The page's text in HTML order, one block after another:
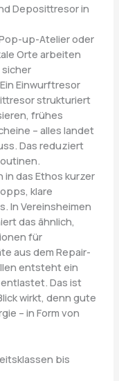
Deposittresor in
up-Atelier oder
Orte arbeiten
Einwurftresor
strukturiert
frühes
– alles landet
Das reduziert
das Ethos kurzer
klare
In Vereinsheimen
das ähnlich,
für
aus dem Repair-
entsteht ein
Das ist
wirkt, denn gute
– in Form von
bis